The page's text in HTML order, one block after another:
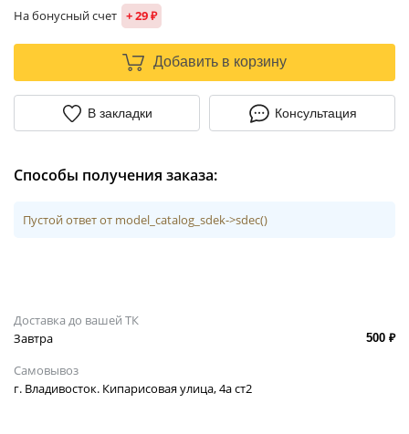
На бонусный счет + 29 ₽
Добавить в корзину
В закладки Консультация
Способы получения заказа:
Пустой ответ от model_catalog_sdek->sdec()
Доставка до вашей ТК
Завтра
500 ₽
Самовывоз
г. Владивосток. Кипарисовая улица, 4а ст2